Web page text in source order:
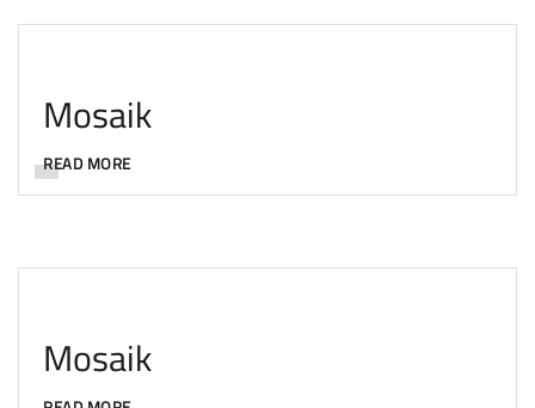
Mosaik
READ MORE
Mosaik